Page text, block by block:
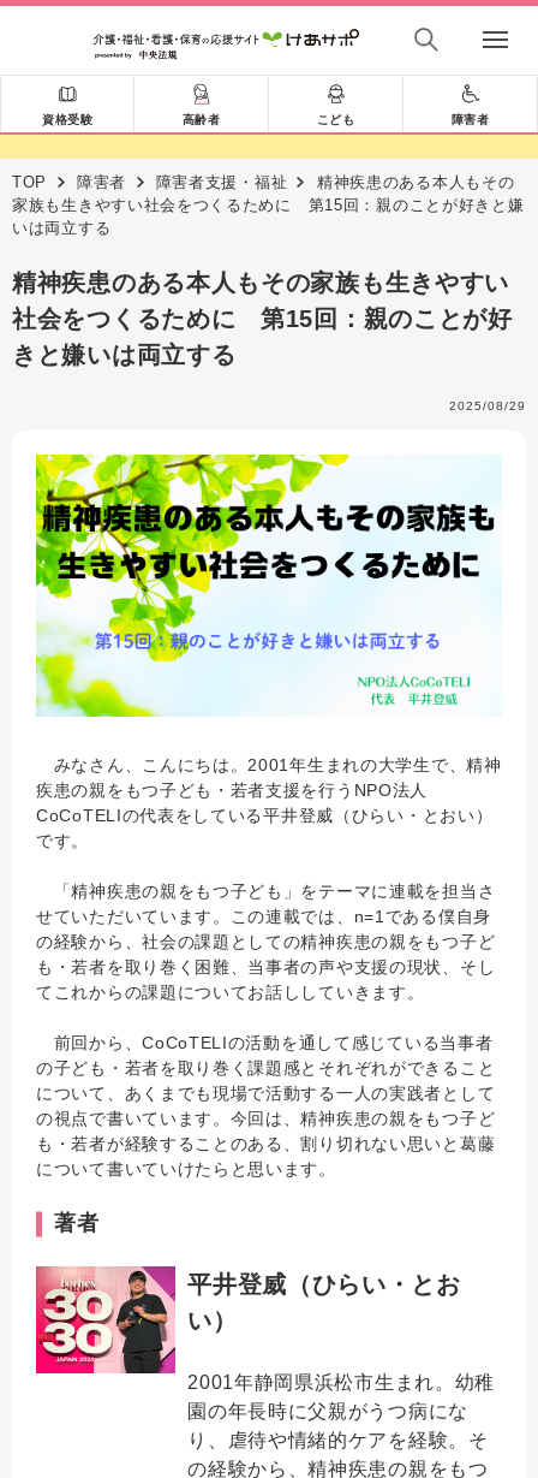
資格受験 高齢者 こども 障害者
TOP 障害者 障害者支援・福祉
精神疾患のある本人もその
家族も生きやすい社会をつくるために 第15回：親のことが好きと嫌
いは両立する
精神疾患のある本人もその家族も生きやすい
社会をつくるために 第15回：親のことが好
きと嫌いは両立する
2025/08/29
みなさん、こんにちは。2001年生まれの大学生で、精神
疾患の親をもつ子ども・若者支援を行うNPO法人
CoCoTELIの代表をしている平井登威（ひらい・とおい）
です。
「精神疾患の親をもつ子ども」をテーマに連載を担当さ
せていただいています。この連載では、n=1である僕自身
の経験から、社会の課題としての精神疾患の親をもつ子ど
も・若者を取り巻く困難、当事者の声や支援の現状、そし
てこれからの課題についてお話ししていきます。
前回から、CoCoTELIの活動を通して感じている当事者
の子ども・若者を取り巻く課題感とそれぞれができること
について、あくまでも現場で活動する一人の実践者として
の視点で書いています。今回は、精神疾患の親をもつ子ど
も・若者が経験することのある、割り切れない思いと葛藤
について書いていけたらと思います。
著者
平井登威（ひらい・とお
い）
2001年静岡県浜松市生まれ。幼稚
園の年長時に父親がうつ病にな
り、虐待や情緒的ケアを経験。そ
の経験から、精神疾患の親をもつ